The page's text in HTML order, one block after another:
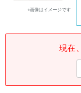
※画像はイメージです
現在
人気の検索ワード：Let's note
「スマートフォン」「タブレット